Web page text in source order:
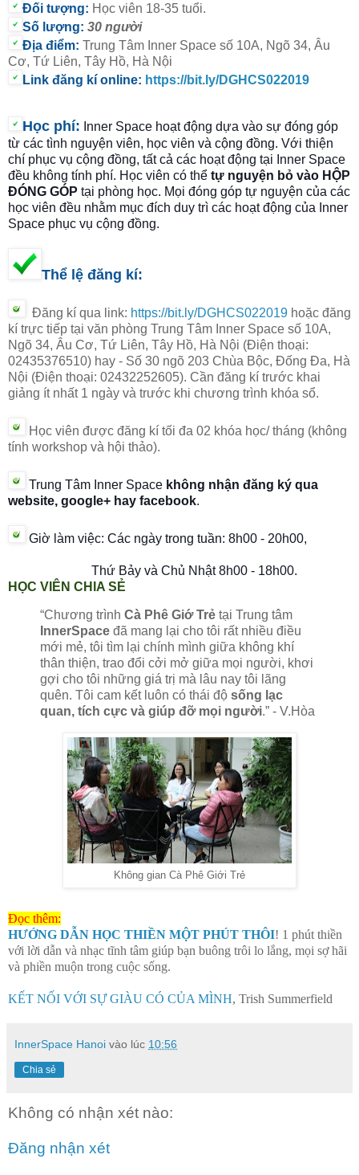
Đối tượng: Học viên 18-35 tuổi.
Số lượng: 30 người
Địa điểm: Trung Tâm Inner Space số 10A, Ngõ 34, Âu
Cơ, Tứ Liên, Tây Hồ, Hà Nội
Link đăng kí online: https://bit.ly/DGHCS022019
Học phí: Inner Space hoạt động dựa vào sự đóng góp
từ các tình nguyện viên, học viên và cộng đồng. Với thiện
chí phục vụ cộng đồng, tất cả các hoạt động tại Inner Space
đều không tính phí. Học viên có thể tự nguyện bỏ vào HỘP
ĐÓNG GÓP tại phòng học. Mọi đóng góp tự nguyện của các
học viên đều nhằm mục đích duy trì các hoạt động của Inner
Space phục vụ cộng đồng.
Thể lệ đăng kí:
Đăng kí qua link: https://bit.ly/DGHCS022019 hoặc đăng
kí trực tiếp tại văn phòng Trung Tâm Inner Space số 10A,
Ngõ 34, Âu Cơ, Tứ Liên, Tây Hồ, Hà Nội (Điện thoại:
02435376510) hay - Số 30 ngõ 203 Chùa Bộc, Đống Đa, Hà
Nội (Điện thoại: 02432252605). Cần đăng kí trước khai
giảng ít nhất 1 ngày và trước khi chương trình khóa sổ.
Học viên được đăng kí tối đa 02 khóa học/ tháng (không
tính workshop và hội thảo).
Trung Tâm Inner Space không nhận đăng ký qua
website, google+ hay facebook.
Giờ làm việc: Các ngày trong tuần: 8h00 - 20h00,
Thứ Bảy và Chủ Nhật8h00 - 18h00.
HỌC VIÊN CHIA SẺ
“Chương trình Cà Phê Giớ Trẻ tại Trung tâm
InnerSpace đã mang lại cho tôi rất nhiều điều
mới mẻ, tôi tìm lại chính mình giữa không khí
thân thiện, trao đổi cởi mở giữa mọi người, khơi
gợi cho tôi những giá trị mà lâu nay tôi lãng
quên. Tôi cam kết luôn có thái độ sống lạc
quan, tích cực và giúp đỡ mọi người.” - V.Hòa
Không gian Cà Phê Giới Trẻ
Đọc thêm:
HƯỚNG DẪN HỌC THIỀN MỘT PHÚT THÔI! 1 phút thiền
với lời dẫn và nhạc tĩnh tâm giúp bạn buông trôi lo lắng, mọi sợ hãi
và phiền muộn trong cuộc sống.
KẾT NỐI VỚI SỰ GIÀU CÓ CỦA MÌNH, Trish Summerfield
InnerSpace Hanoi vào lúc 10:56
Chia sẻ
Không có nhận xét nào:
Đăng nhận xét